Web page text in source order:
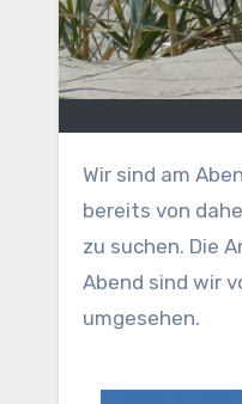
Wir sind am Abend in Klaipeda angekommen und haben uns in einem armenischen Hotel in der Nähe der Altstadt eingemietet. Ich hatte das Hotel
bereits von
zu suchen. Die
Abend sind wir
umgesehen.